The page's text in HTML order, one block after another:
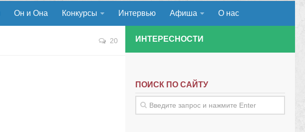
Он и Она Конкурсы Интервью Афиша О нас
20 ИНТЕРЕСНОСТИ
ПОИСК ПО САЙТУ